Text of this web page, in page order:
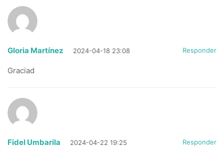
Gloria Martínez 2024-04-18 23:08 Responder
Graciad
Fidel Umbarila 2024-04-22 19:25 Responder